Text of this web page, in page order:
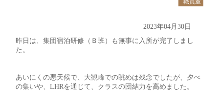
職員室
2023年04月30日
昨日は、集団宿泊研修（Ｂ班）も無事に入所が完了しまし
た。
あいにくの悪天候で、大観峰での眺めは残念でしたが、夕べ
の集いや、LHRを通じて、クラスの団結力を高めました。